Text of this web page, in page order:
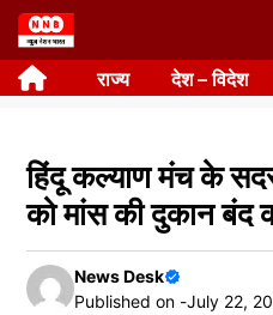
Skip
to
content राज्य देश – विदेश
हिंदू कल्याण मंच के
को मांस की दुकान बंद
News Desk
Published on -July 22,